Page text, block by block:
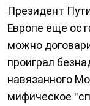
Президент
Европе еще
можно
проиграл
навязанного
мифическое